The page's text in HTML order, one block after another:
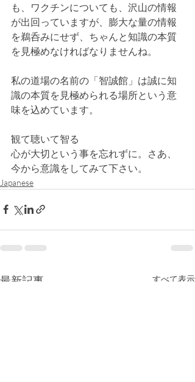
も、ワクチンについても、沢山の情報
が出回っていますが、膨大な量の情報
を鵜呑みにせず、ちゃんと知識の本質
を見極めなければなりませんね。
私の道場の名前の「智誠館」は誠に知
識の本質を見極められる場所という意
味を込めています。
観て聴いて智る
心が大切という事を忘れずに。さあ、
今から意識をしてみて下さい。
Japanese
最新記事 すべて表示